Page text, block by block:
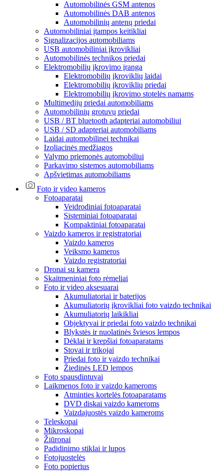
Automobilinės GSM antenos
Automobilinės DAB antenos
Automobilinių antenų priedai
Automobiliniai įtampos keitikliai
Signalizacijos automobiliams
USB automobiliniai įkrovikliai
Automobilinės technikos priedai
Elektromobilių įkrovimo įranga
Elektromobilių įkroviklių laidai
Elektromobilių įkroviklių priedai
Elektromobilių įkrovimo stotelės namams
Multimedijų priedai automobiliams
Automobilinių grotuvų priedai
USB / BT bluetooth adapteriai automobiliui
USB / SD adapteriai automobiliams
Laidai automobilinei technikai
Izoliacinės medžiagos
Valymo priemonės automobiliui
Parkavimo sistemos automobiliams
Apšvietimas automobiliams
Foto ir video kameros
Fotoaparatai
Veidrodiniai fotoaparatai
Sisteminiai fotoaparatai
Kompaktiniai fotoaparatai
Vaizdo kameros ir registratoriai
Vaizdo kameros
Veiksmo kameros
Vaizdo registratoriai
Dronai su kamera
Skaitmeniniai foto rėmeliai
Foto ir video aksesuarai
Akumuliatoriai ir baterijos
Akumuliatorių įkrovikliai foto vaizdo technikai
Akumuliatorių laikikliai
Objektyvai ir priedai foto vaizdo technikai
Blykstės ir nuolatinės šviesos lempos
Dėklai ir krepšiai fotoaparatams
Stovai ir trikojai
Priedai foto ir vaizdo technikai
Žiedinės LED lempos
Foto spausdintuvai
Laikmenos foto ir vaizdo kameroms
Atminties kortelės fotoaparatams
DVD diskai vaizdo kameroms
Vaizdajuostės vaizdo kameroms
Teleskopai
Mikroskopai
Žiūronai
Padidinimo stiklai ir lupos
Fotojuostelės
Foto popierius